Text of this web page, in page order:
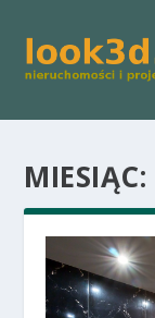
MIESIĄC: